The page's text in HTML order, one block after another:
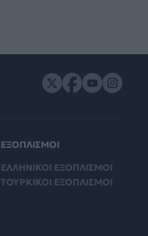
ΕΞΟΠΛΙΣΜΟΙ
ΕΛΛΗΝΙΚΟΙ ΕΞΟΠΛΙΣΜΟΙ
ΤΟΥΡΚΙΚΟΙ ΕΞΟΠΛΙΣΜΟΙ